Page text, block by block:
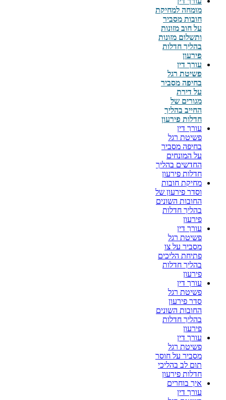
מומחה למחיקת
חובות מסביר
על חוב מזונות
ותשלום מזונות
בהליך חדלות
פירעון
עורך דין
פשיטת רגל
בחיפה מסביר
על דירת
מגורים של
החייב בהליך
חדלות פירעון
עורך דין
פשיטת רגל
בחיפה מסביר
על המונחים
החדשים בהליך
חדלות פירעון
מחיקת חובות
וסדר פירעון של
החובות השונים
בהליך חדלות
פירעון
עורך דין
פשיטת רגל
מסביר על צו
פתיחת הליכים
בהליך חדלות
פירעון
עורך דין
פשיטת רגל
סדר פירעון
החובות השונים
בהליך חדלות
פירעון
עורך דין
פשיטת רגל
מסביר על חוסר
תום לב בהליכי
חדלות פירעון
איך בוחרים
עורך דין